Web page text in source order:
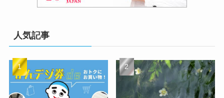
人気記事